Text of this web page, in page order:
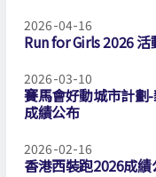
2026-04-16
Run for Girls 2026
2026-03-10
賽馬會好動城市計劃
成績公布
2026-02-16
香港西裝跑2026成績